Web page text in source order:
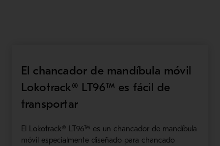
El chancador de mandíbula móvil
Lokotrack® LT96™ es fácil de
transportar
El Lokotrack® LT96™ es un chancador de mandíbula
móvil especialmente diseñado para chancado